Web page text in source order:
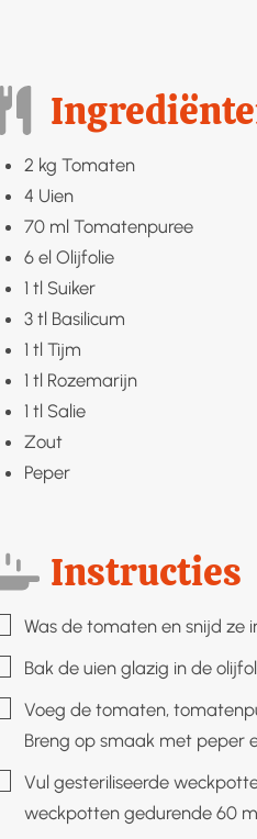
2 kg Tomaten
4 Uien
70 ml Tomatenpuree
6 el Olijfolie
1 tl Suiker
3 tl Basilicum
1 tl Tijm
1 tl Rozemarijn
1 tl Salie
Zout
Peper
Instructies
▢Was de tomaten en snijd ze
▢Bak de uien glazig in de
▢Voeg de tomaten,
Breng op smaak met peper
▢Vul gesteriliseerde
weckpotten gedurende 60